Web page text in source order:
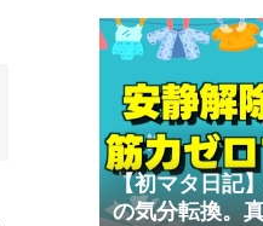
【初マタ日記
の気分転換。